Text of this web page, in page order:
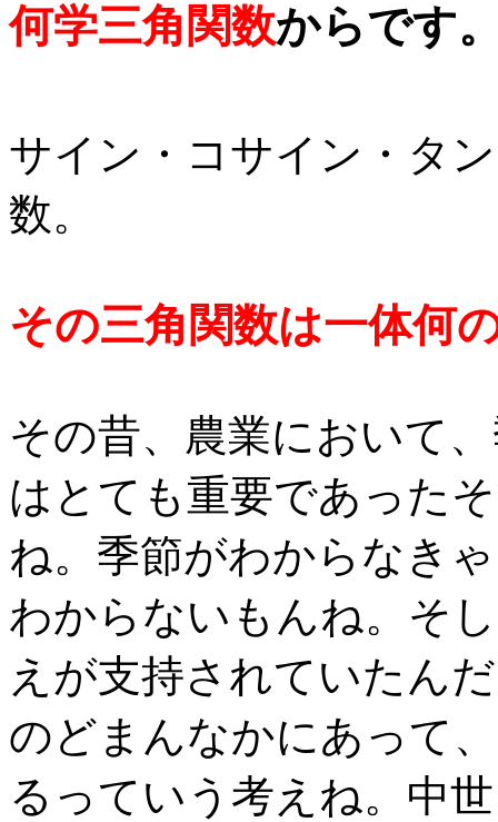
何学三角関数からです
サイン・コサイン・タ
数。
その三角関数は一体何
その昔、農業において
はとても重要であった
ね。季節がわからなき
わからないもんね。そ
えが支持されていたん
のどまんなかにあって
るっていう考えね。中